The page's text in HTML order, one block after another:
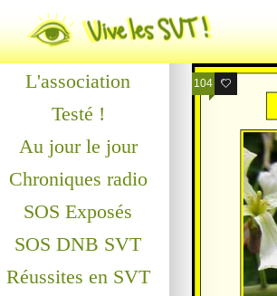
104 12
Actualités
L'association
Testé !
Au jour le jour
Chroniques radio
SOS Exposés
SOS DNB SVT
Réussites en SVT